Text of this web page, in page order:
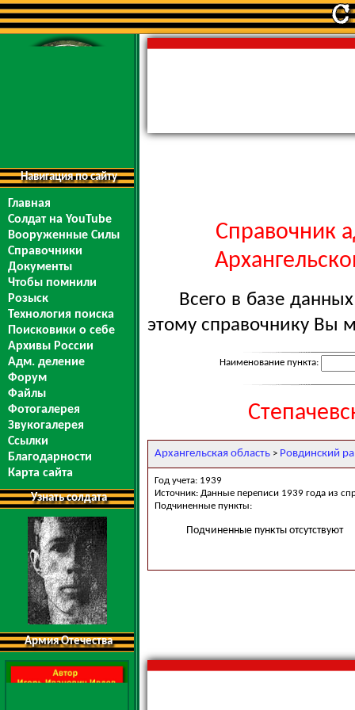
Навигация по сайту
Главная
Солдат на YouTube
Вооруженные Силы
Справочники
Документы
Чтобы помнили
Розыск
Технология поиска
Поисковики о себе
Архивы России
Адм. деление
Форум
Файлы
Фотогалерея
Звукогалерея
Ссылки
Благодарности
Карта сайта
Узнать солдата
Армия Отечества
Справочник
Всего в базе
этому справочнику Вы
Наименование пункта:
Архангельская область > Ровдинский
Год учета: 1939
Источник: Данные переписи 1939 года из
Подчиненные пункты:
Подчиненные пункты отсутствуют